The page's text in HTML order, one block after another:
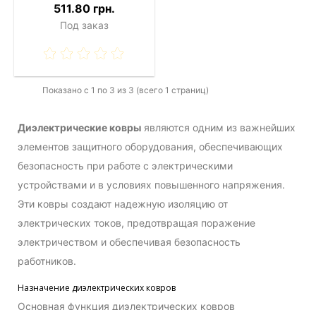
511.80 грн.
Под заказ
Показано с 1 по 3 из 3 (всего 1 страниц)
Диэлектрические ковры являются одним из важнейших
элементов защитного оборудования, обеспечивающих
безопасность при работе с электрическими
устройствами и в условиях повышенного напряжения.
Эти ковры создают надежную изоляцию от
электрических токов, предотвращая поражение
электричеством и обеспечивая безопасность
работников.
Назначение диэлектрических ковров
Основная функция диэлектрических ковров